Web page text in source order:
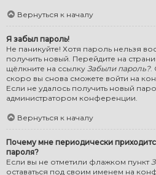
Вернуться к началу
Я забыл пароль!
Не паникуйте! Хотя пароль нельзя
получить новый. Перейдите на
щёлкните на ссылку Забыли пароль?.
скоро вы снова сможете войти на
Если не удалось получить новый
администратором конференции.
Вернуться к началу
Почему мне периодически
пароля?
Если вы не отметили флажком пункт
оставаться под своим именем на